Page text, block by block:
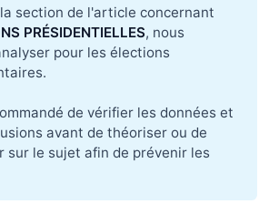
section de l'article concernant
PRÉSIDENTIELLES, nous
pour les élections
de vérifier les données et
avant de théoriser ou de
sur le sujet afin de prévenir les